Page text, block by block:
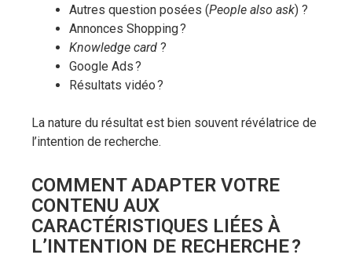
Autres question posées (People also ask) ?
Annonces Shopping ?
Knowledge card ?
Google Ads ?
Résultats vidéo ?
La nature du résultat est bien souvent révélatrice de
l’intention de recherche.
COMMENT ADAPTER VOTRE
CONTENU AUX
CARACTÉRISTIQUES LIÉES À
L’INTENTION DE RECHERCHE ?